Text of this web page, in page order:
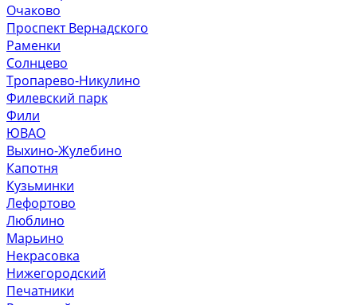
Очаково
Проспект Вернадского
Раменки
Солнцево
Тропарево-Никулино
Филевский парк
Фили
ЮВАО
Выхино-Жулебино
Капотня
Кузьминки
Лефортово
Люблино
Марьино
Некрасовка
Нижегородский
Печатники